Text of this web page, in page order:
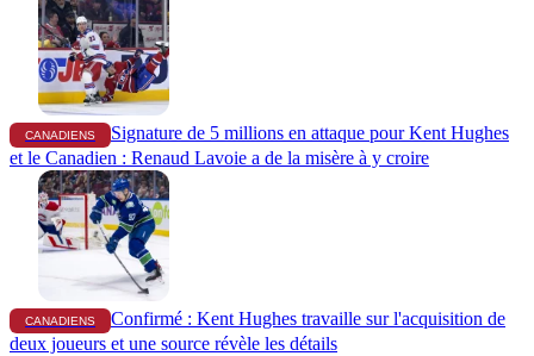
CANADIENS
Signature de 5 millions en attaque pour Kent Hughes
et le Canadien : Renaud Lavoie a de la misère à y croire
CANADIENS
Confirmé : Kent Hughes travaille sur l'acquisition de
deux joueurs et une source révèle les détails